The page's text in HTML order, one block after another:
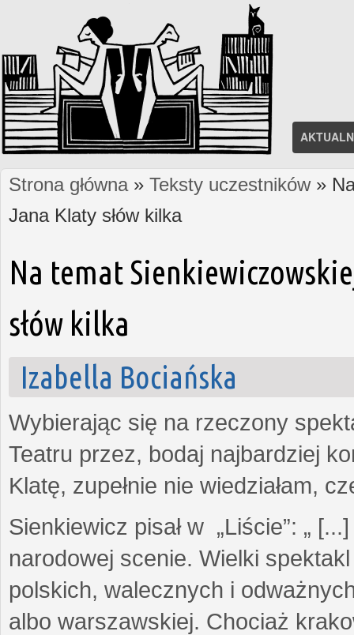
Jesteś tutaj
Strona główna» Teksty uczestników»
Jana Klaty słów kilka
Na temat
słów kilka
Izabella Bociańska
Wybierając się na rzeczony
Teatru przez, bodaj najbardziej
Klatę, zupełnie nie wiedziałam,
Sienkiewicz pisał w „Liście”: „
narodowej scenie. Wielki
polskich, walecznych i
albo warszawskiej. Chociaż